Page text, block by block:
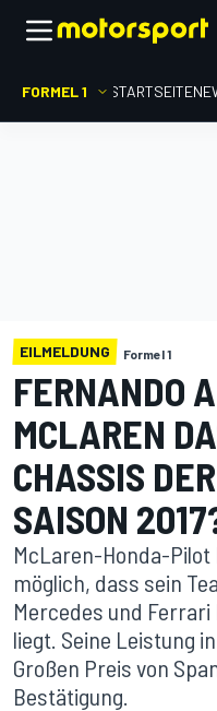
FORMEL 1 STARTSEITE
EILMELDUNG Formel 1
FERNANDO
MCLAREN
CHASSIS
SAISON
McLaren-Honda-
möglich, dass sein
Mercedes und Ferrari
liegt. Seine Leistung
Großen Preis von
Bestätigung.